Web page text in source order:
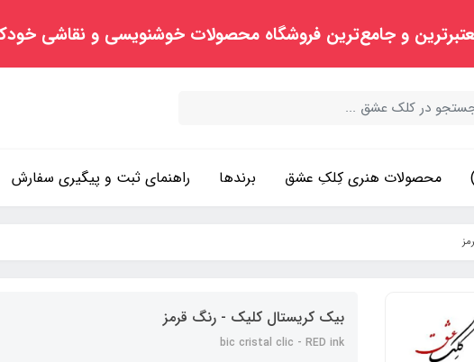
و جامع‌ترین فروشگاه محصولات خوشنویسی و نقاشی
محصولات هنری کِلکِ عشق برندها راهنمای ثبت و پیگیری سفارش
بیک کریستال کلیک - رنگ قرمز
bic cristal clic - RED ink